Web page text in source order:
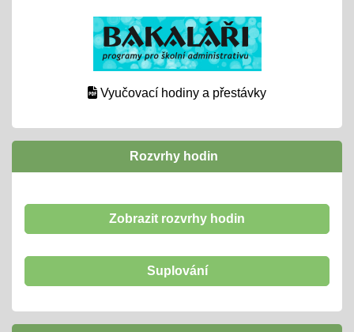
Vyučovací hodiny a přestávky
Rozvrhy hodin
Zobrazit rozvrhy hodin
Suplování